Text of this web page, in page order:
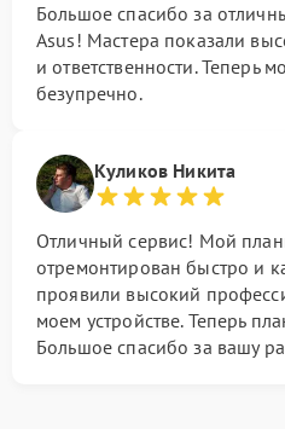
Большое спасибо за
Asus! Мастера показали
и ответственности. Теперь
безупречно.
Куликов Никита
Отличный сервис! Мой
отремонтирован быстро и
проявили высокий
моем устройстве. Теперь
Большое спасибо за вашу